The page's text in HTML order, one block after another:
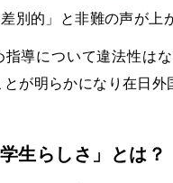
別的」と非難の声が上
導について違法性は
が明らかになり在日外
生らしさ」とは？